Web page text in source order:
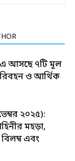
এ আসছে ৭টি মূল
ও আর্থিক
২০২৫):
মহড়া,
এবং